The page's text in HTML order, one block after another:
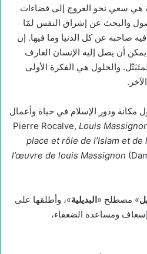
هي سعي نحو العروج إلى فضاءات
والبحث عن إشراق النفس لمّا
صاحبه عن كل الدنيا وما فيها. إن
أن يصل إليه الإنسان العارف
والحلول هي الفكرة الأولى
مكانة ودور الإسلام في حياة وأعمال
Louis
place et rôle de l’Islam et
l’œuvre de louis Massignon
» مصطلح « البديلية»، وأطلقها على
ومساعدة الضعفاء،